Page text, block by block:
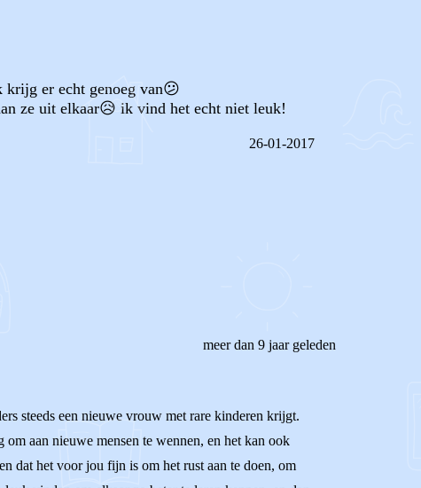
er echt genoeg van😕
ze uit elkaar😥 ik vind het echt niet leuk!
26-01-2017
meer dan 9 jaar geleden
steeds een nieuwe vrouw met rare kinderen krijgt.
aan nieuwe mensen te wennen, en het kan ook
dat het voor jou fijn is om het rust aan te doen, om